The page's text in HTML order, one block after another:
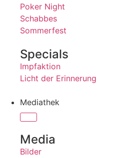
Poker Night
Schabbes
Sommerfest
Specials
Impfaktion
Licht der Erinnerung
Mediathek
Media
Bilder